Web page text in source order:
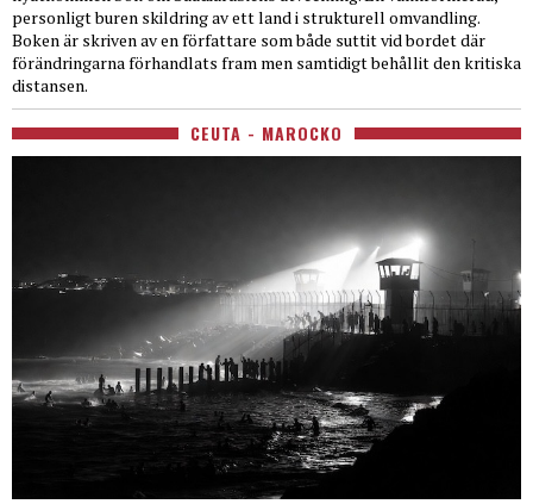
personligt buren skildring av ett land i strukturell omvandling.
Boken är skriven av en författare som både suttit vid bordet där
förändringarna förhandlats fram men samtidigt behållit den kritiska
distansen.
CEUTA - MAROCKO